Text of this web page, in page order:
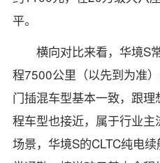
平。
横向对比来看，华境S
程7500公里（以先到为准
门插混车型基本一致，跟
程车型也接近，属于行业
场景，华境S的CLTC纯电